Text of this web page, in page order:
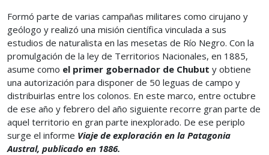
Formó parte de varias campañas militares como cirujano y
geólogo y realizó una misión científica vinculada a sus
estudios de naturalista en las mesetas de Río Negro. Con la
promulgación de la ley de Territorios Nacionales, en 1885,
asume como el primer gobernador de Chubut y obtiene
una autorización para disponer de 50 leguas de campo y
distribuirlas entre los colonos. En este marco, entre octubre
de ese año y febrero del año siguiente recorre gran parte de
aquel territorio en gran parte inexplorado. De ese periplo
surge el informe Viaje de exploración en la Patagonia
Austral, publicado en 1886.